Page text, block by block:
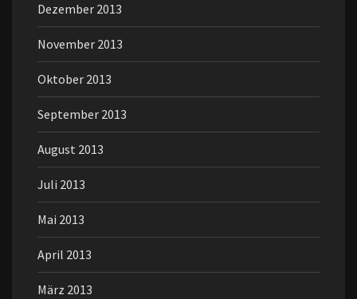
Dezember 2013
November 2013
Oktober 2013
September 2013
August 2013
Juli 2013
Mai 2013
April 2013
März 2013